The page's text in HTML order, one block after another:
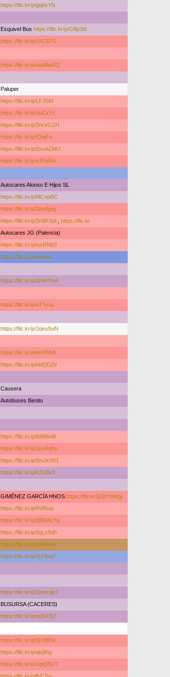
https://flic.kr/p/gqbvYN
Esquivel Bus https://flic.kr/p/GBp3i5
https://flic.kr/p/U4J1FG
https://flic.kr/p/wqWwKQ
Paluper
https://flic.kr/p/LFJ5iN
https://flic.kr/p/obCxYc
https://flic.kr/p/2rkVGZH
https://flic.kr/p/fQejFn
https://flic.kr/p/2soAZMU
https://flic.kr/p/eJPpWx
Autocares Alonso E Hijos SL
https://flic.kr/p/MCnpBC
https://flic.kr/p/2no4gwj
https://flic.kr/p/2nSFSdi https://flic.kr
Autocares JG (Palencia)
https://flic.kr/p/wxRNb3
https://flic.kr/p/ehnpic
https://flic.kr/p/qNmTm4
https://flic.kr/p/nTTyra
https://flic.kr/p/2qeuSuN
https://flic.kr/p/eN7NMr
https://flic.kr/p/ebQE2N
Causera
Autobuses Benito
https://flic.kr/p/tbM9xW
https://flic.kr/p/2oV4qho
https://flic.kr/p/2mJkX51
https://flic.kr/p/kZ2BkX
GIMÉNEZ GARCÍA HNOS. https://flic.kr/p/2rY6Wgj
https://flic.kr/p/PoRsts
https://flic.kr/p/28WALYg
https://flic.kr/p/2qLx9dh
https://flic.kr/p/2nMu4sr
https://flic.kr/p/QJYpq2
https://flic.kr/p/2mhc9p7
BUSURSA (CACERES)
https://flic.kr/p/sqGPS7
https://flic.kr/p/QV883e
https://flic.kr/p/qkj9hg
https://flic.kr/p/2qtQ5U7